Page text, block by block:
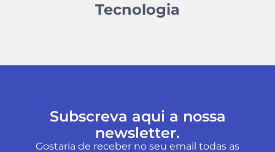
Tecnologia
Subscreva aqui a nossa
newsletter.
Gostaria de receber no seu email todas as